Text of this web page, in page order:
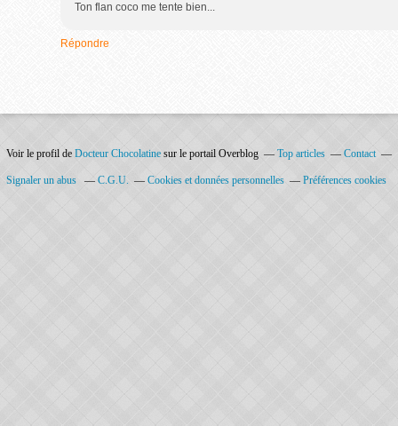
Ton flan coco me tente bien...
Répondre
Voir le profil de Docteur Chocolatine sur le portail Overblog Top articles Contact
Signaler un abus C.G.U. Cookies et données personnelles Préférences cookies